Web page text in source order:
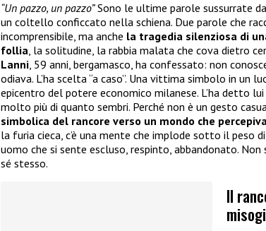
“Un pazzo, un pazzo”Sono le ultime parole sussurrate da
un coltello conficcato nella schiena. Due parole che
incomprensibile, ma anche la tragedia silenziosa di
follia, la solitudine, la rabbia malata che cova dietro
Lanni, 59 anni, bergamasco, ha confessato: non
odiava. L’ha scelta “a caso”. Una vittima simbolo in un
epicentro del potere economico milanese. L’ha detto
molto più di quanto sembri. Perché non è un gesto
simbolica del rancore verso un mondo che
la furia cieca, c’è una mente che implode sotto il peso
uomo che si sente escluso, respinto, abbandonato.
sé stesso.
Il